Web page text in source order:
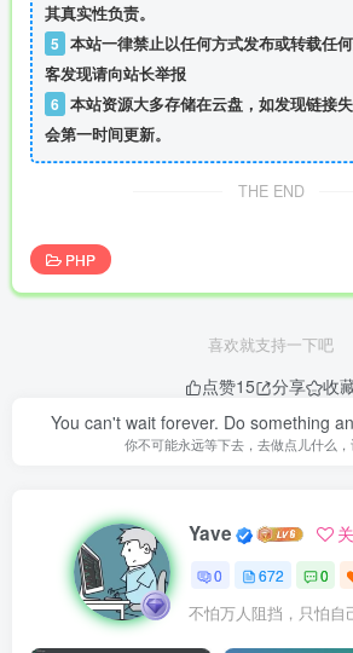
其真实性负责。
5 本站一律禁止以任何方式发布或转载任
客发现请向站长举报
6 本站资源大多存储在云盘，如发现链接
会第一时间更新。
THE END
PHP
喜欢就支持一下吧
点赞15 分享
收
You can't wait forever. Do something
你不可能永远等下去，去做点儿什么
Yave
0 672 0
不怕万人阻挡，只怕自